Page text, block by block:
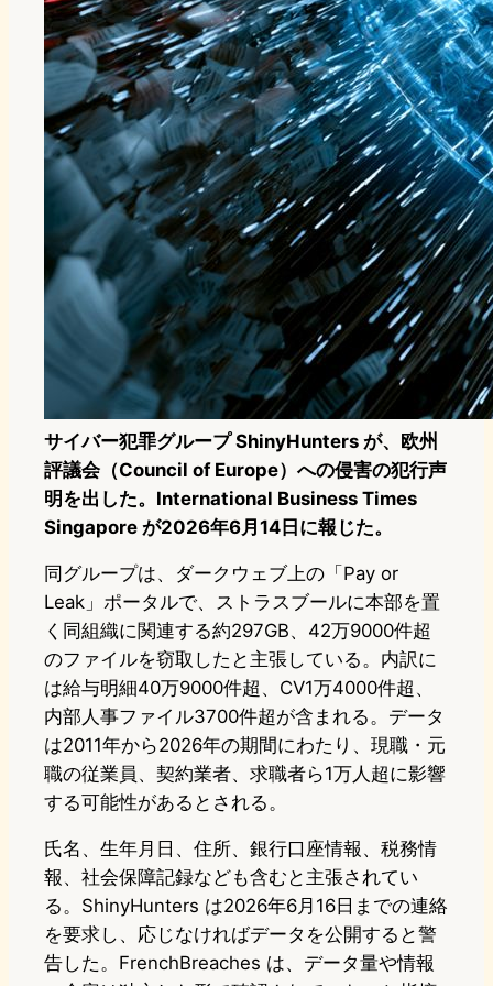
サイバー犯罪グループ ShinyHunters が、欧州
評議会（Council of Europe）への侵害の犯行声
明を出した。International Business Times
Singapore が2026年6月14日に報じた。
同グループは、ダークウェブ上の「Pay or
Leak」ポータルで、ストラスブールに本部を置
く同組織に関連する約297GB、42万9000件超
のファイルを窃取したと主張している。内訳に
は給与明細40万9000件超、CV1万4000件超、
内部人事ファイル3700件超が含まれる。データ
は2011年から2026年の期間にわたり、現職・元
職の従業員、契約業者、求職者ら1万人超に影響
する可能性があるとされる。
氏名、生年月日、住所、銀行口座情報、税務情
報、社会保障記録なども含むと主張されてい
る。ShinyHunters は2026年6月16日までの連絡
を要求し、応じなければデータを公開すると警
告した。FrenchBreaches は、データ量や情報